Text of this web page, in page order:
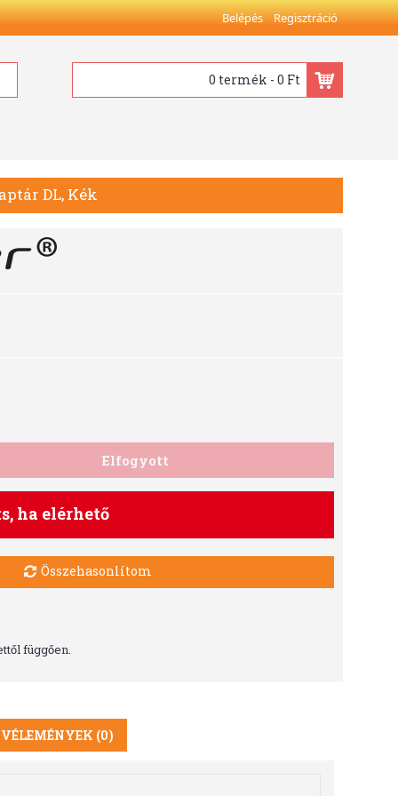
Belépés Regisztráció
0 termék - 0 Ft
DL, Kék
Elfogyott
ha elérhető
Összehasonlítom
függően.
VÉLEMÉNYEK (0)